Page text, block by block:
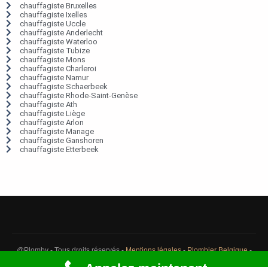
chauffagiste Bruxelles
chauffagiste Ixelles
chauffagiste Uccle
chauffagiste Anderlecht
chauffagiste Waterloo
chauffagiste Tubize
chauffagiste Mons
chauffagiste Charleroi
chauffagiste Namur
chauffagiste Schaerbeek
chauffagiste Rhode-Saint-Genèse
chauffagiste Ath
chauffagiste Liège
chauffagiste Arlon
chauffagiste Manage
chauffagiste Ganshoren
chauffagiste Etterbeek
@Plomby - Tous droits réservés -Mentions légales-Plombier Belgique-
Débouchage Belgique